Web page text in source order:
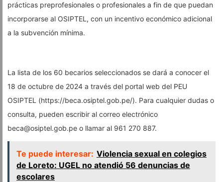
prácticas preprofesionales o profesionales a fin de que puedan
incorporarse al OSIPTEL, con un incentivo económico adicional
a la subvención mínima.
La lista de los 60 becarios seleccionados se dará a conocer el
18 de octubre de 2024 a través del portal web del PEU
OSIPTEL (https://beca.osiptel.gob.pe/). Para cualquier dudas o
consulta, pueden escribir al correo electrónico
beca@osiptel.gob.pe o llamar al 961 270 887.
Te puede interesar: Violencia sexual en colegios
de Loreto: UGEL no atendió 56 denuncias de
escolares